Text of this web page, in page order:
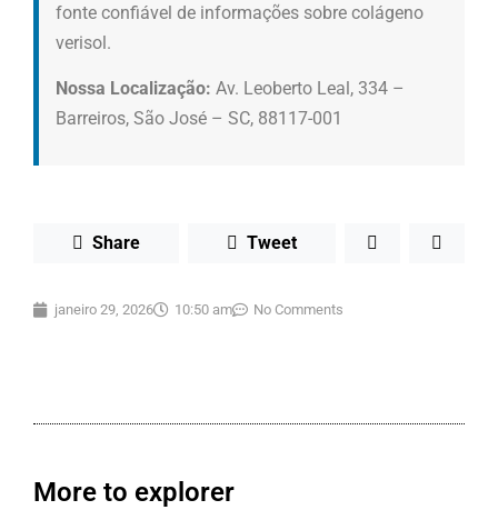
fonte confiável de informações sobre colágeno
verisol.
Nossa Localização: Av. Leoberto Leal, 334 –
Barreiros, São José – SC, 88117-001
Share Tweet
janeiro 29, 2026 10:50 am No Comments
More to explorer